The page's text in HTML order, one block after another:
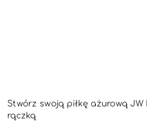
Stwórz swoją piłkę ażurową
rączką